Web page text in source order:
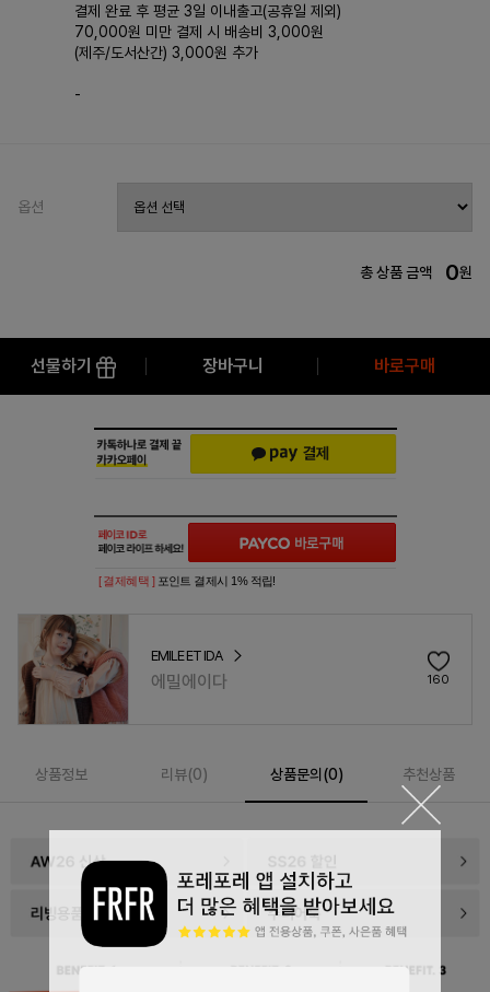
결제 완료 후 평균 3일 이내출고(공휴일 제외)
70,000원 미만 결제 시 배송비 3,000원
(제주/도서산간) 3,000원 추가
-
옵션
총 상품 금액 0원
선물하기 장바구니 바로구매
[ 결제혜택 ] 포인트 결제시 1% 적립!
EMILE ET IDA
에밀에이다 160
상품정보 리뷰(0) 상품문의(0) 추천상품